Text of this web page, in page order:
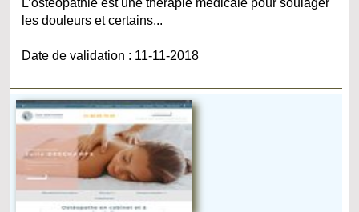
les douleurs et certains...
Date de validation : 11-11-2018